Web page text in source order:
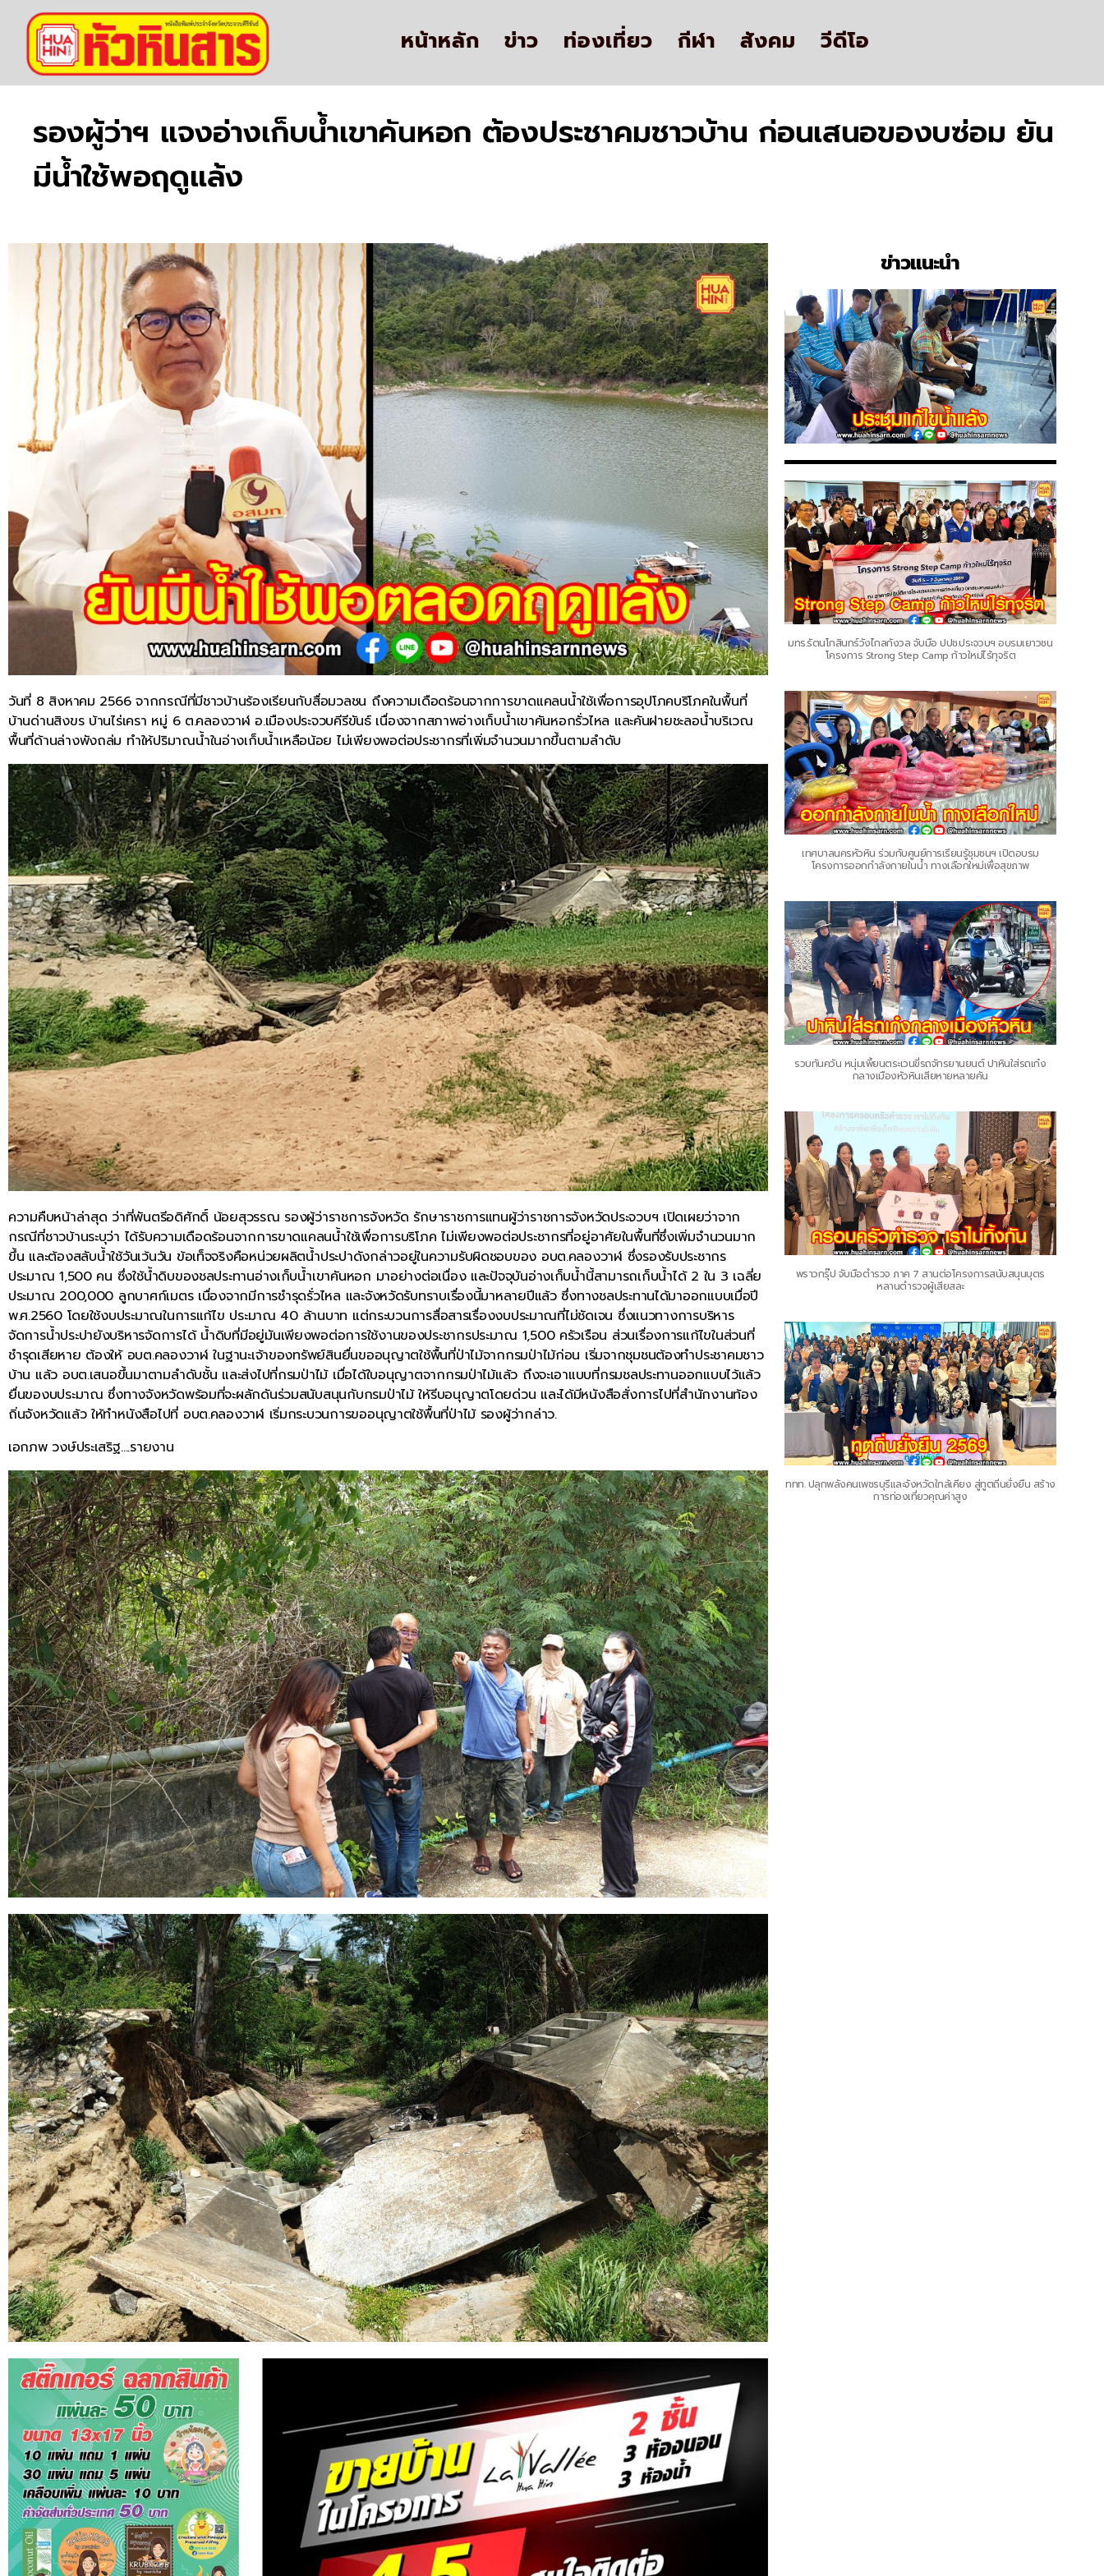
หน้าหลัก ข่าว ท่องเที่ยว กีฬา สังคม วีดีโอ
รองผู้ว่าฯ แจงอ่างเก็บน้ำเขาคันหอก ต้องประชาคมชาวบ้าน ก่อนเสนอของบซ่อม ยัน
มีน้ำใช้พอฤดูแล้ง
วันที่ 8 สิงหาคม 2566 จากกรณีที่มีชาวบ้านร้องเรียนกับสื่อมวลชน ถึงความเดือดร้อนจากการขาดแคลนน้ำใช้เพื่อการอุปโภคบริโภคในพื้นที่
บ้านด่านสิงขร บ้านไร่เครา หมู่ 6 ต.คลองวาฬ อ.เมืองประจวบคีรีขันธ์ เนื่องจากสภาพอ่างเก็บน้ำเขาคันหอกรั่วไหล และคันฝายชะลอน้ำบริเวณ
พื้นที่ด้านล่างพังถล่ม ทำให้ปริมาณน้ำในอ่างเก็บน้ำเหลือน้อย ไม่เพียงพอต่อประชากรที่เพิ่มจำนวนมากขึ้นตามลำดับ
ความคืบหน้าล่าสุด ว่าที่พันตรีอดิศักดิ์ น้อยสุวรรณ รองผู้ว่าราชการจังหวัด รักษาราชการแทนผู้ว่าราชการจังหวัดประจวบฯ เปิดเผยว่าจาก
กรณีที่ชาวบ้านระบุว่า ได้รับความเดือดร้อนจากการขาดแคลนน้ำใช้เพื่อการบริโภค ไม่เพียงพอต่อประชากรที่อยู่อาศัยในพื้นที่ซึ่งเพิ่มจำนวนมาก
ขึ้น และต้องสลับน้ำใช้วันเว้นวัน ข้อเท็จจริงคือหน่วยผลิตน้ำประปาดังกล่าวอยู่ในความรับผิดชอบของ อบต.คลองวาฬ ซึ่งรองรับประชากร
ประมาณ 1,500 คน ซึ่งใช้น้ำดิบของชลประทานอ่างเก็บน้ำเขาคันหอก มาอย่างต่อเนื่อง และปัจจุบันอ่างเก็บน้ำนี้สามารถเก็บน้ำได้ 2 ใน 3 เฉลี่ย
ประมาณ 200,000 ลูกบาศก์เมตร เนื่องจากมีการชำรุดรั่วไหล และจังหวัดรับทราบเรื่องนี้มาหลายปีแล้ว ซึ่งทางชลประทานได้มาออกแบบเมื่อปี
พ.ศ.2560 โดยใช้งบประมาณในการแก้ไข ประมาณ 40 ล้านบาท แต่กระบวนการสื่อสารเรื่องงบประมาณที่ไม่ชัดเจน ซึ่งแนวทางการบริหาร
จัดการน้ำประปายังบริหารจัดการได้ น้ำดิบที่มีอยู่มันเพียงพอต่อการใช้งานของประชากรประมาณ 1,500 ครัวเรือน ส่วนเรื่องการแก้ไขในส่วนที่
ชำรุดเสียหาย ต้องให้ อบต.คลองวาฬ ในฐานะเจ้าของทรัพย์สินยื่นขออนุญาตใช้พื้นที่ป่าไม้จากกรมป่าไม้ก่อน เริ่มจากชุมชนต้องทำประชาคมชาว
บ้าน แล้ว อบต.เสนอขึ้นมาตามลำดับชั้น และส่งไปที่กรมป่าไม้ เมื่อได้ใบอนุญาตจากกรมป่าไม้แล้ว ถึงจะเอาแบบที่กรมชลประทานออกแบบไว้แล้ว
ยื่นของบประมาณ ซึ่งทางจังหวัดพร้อมที่จะผลักดันร่วมสนับสนุนกับกรมป่าไม้ ให้รีบอนุญาตโดยด่วน และได้มีหนังสือสั่งการไปที่สำนักงานท้อง
ถิ่นจังหวัดแล้ว ให้ทำหนังสือไปที่ อบต.คลองวาฬ เริ่มกระบวนการขออนุญาตใช้พื้นที่ป่าไม้ รองผู้ว่ากล่าว.
เอกภพ วงษ์ประเสริฐ….รายงาน
ข่าวแนะนำ
มทร.รัตนโกสินทร์วังไกลกังวล จับมือ ปปช.ประจวบฯ อบรมเยาวชน
โครงการ Strong Step Camp ก้าวใหม่ไร้ทุจริต
เทศบาลนครหัวหิน ร่วมกับศูนย์การเรียนรู้ชุมชนฯ เปิดอบรม
โครงการออกกำลังกายในน้ำ ทางเลือกใหม่เพื่อสุขภาพ
รวบทันควัน หนุ่มเพี้ยนตระเวนขี่รถจักรยานยนต์ ปาหินใส่รถเก๋ง
กลางเมืองหัวหินเสียหายหลายคัน
พราวกรุ๊ป จับมือตำรวจ ภาค 7 สานต่อโครงการสนับสนุนบุตร
หลานตำรวจผู้เสียสละ
ททท. ปลุกพลังคนเพชรบุรีและจังหวัดใกล้เคียง สู่ทูตถิ่นยั่งยืน สร้าง
การท่องเที่ยวคุณค่าสูง